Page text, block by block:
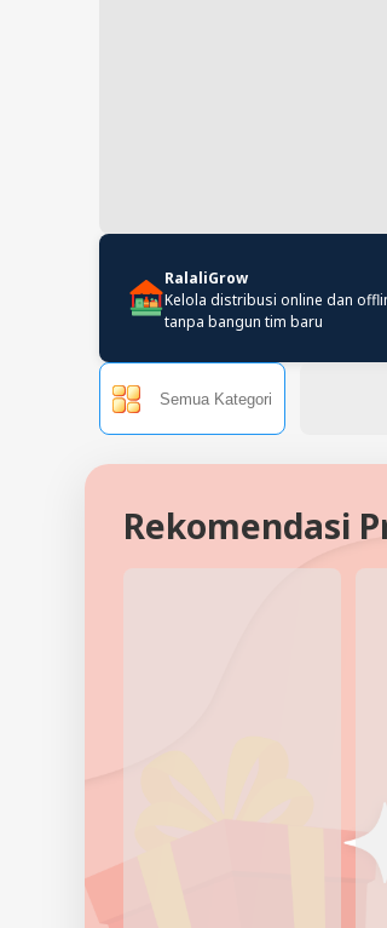
RalaliGrow
Kelola distribusi online dan
tanpa bangun tim baru
Semua Kategori
Rekomendasi